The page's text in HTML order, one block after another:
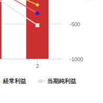
経常利益 当期純利益
2
-1000
-500